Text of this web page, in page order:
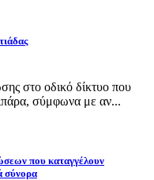
στο οδικό δίκτυο που
σύμφωνα με αν...
που καταγγέλουν
σύνορα